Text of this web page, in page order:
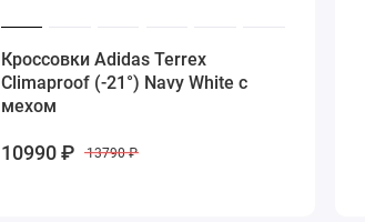
Кроссовки Adidas Terrex
Climaproof (-21°) Navy White с
мехом
10990 ₽ 13790 ₽